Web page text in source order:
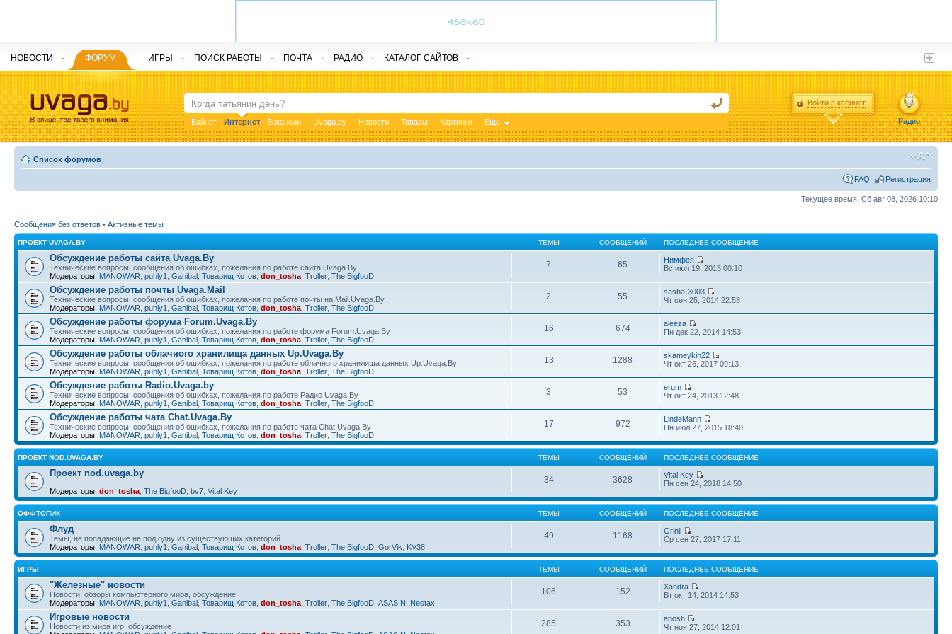
Байнет Интернет Вакансии Uvaga.by Новости Товары Картинки Еще
Войти в кабинет
Радио
НОВОСТИ ФОРУМ ИГРЫ ПОИСК РАБОТЫ ПОЧТА РАДИО КАТАЛОГ САЙТОВ
Список форумов
FAQ Регистрация
Текущее время: Сб авг 08, 2026 10:10
Сообщения без ответов • Активные темы
ПРОЕКТ UVAGA.BY ТЕМЫ СООБЩЕНИЙ ПОСЛЕДНЕЕ СООБЩЕНИЕ
Обсуждение работы сайта Uvaga.By
Технические вопросы, сообщения об ошибках, пожелания по работе сайта Uvaga.By
Модераторы: MANOWAR puhly1 Ganibal Товарищ Котов don_tosha Troller The BigfooD
7 65
Нимфея
Вс июл 19, 2015 00:10
Обсуждение работы почты Uvaga.Mail
Технические вопросы, сообщения об ошибках, пожелания по работе почты на Mail.Uvaga.By
Модераторы: MANOWAR puhly1 Ganibal Товарищ Котов don_tosha Troller The BigfooD
2 55
sasha-3003
Чт сен 25, 2014 22:58
Обсуждение работы форума Forum.Uvaga.By
Технические вопросы, сообщения об ошибках, пожелания по работе форума Forum.Uvaga.By
Модераторы: MANOWAR puhly1 Ganibal Товарищ Котов don_tosha Troller The BigfooD
16 674
aleeza
Пн дек 22, 2014 14:53
Обсуждение работы облачного хранилища данных Up.Uvaga.By
Технические вопросы, сообщения об ошибках, пожелания по работе облачного хранилища данных Up.Uvaga.By
Модераторы: MANOWAR puhly1 Ganibal Товарищ Котов don_tosha Troller The BigfooD
13 1288
skameykin22
Чт окт 26, 2017 09:13
Обсуждение работы Radio.Uvaga.by
Технические вопросы, сообщения об ошибках, пожелания по работе Радио Uvaga.By
Модераторы: MANOWAR puhly1 Ganibal Товарищ Котов don_tosha Troller The BigfooD
3 53
erum
Чт окт 24, 2013 12:48
Обсуждение работы чата Chat.Uvaga.By
Технические вопросы, сообщения об ошибках, пожелания по работе чата Chat.Uvaga.By
Модераторы: MANOWAR puhly1 Ganibal Товарищ Котов don_tosha Troller The BigfooD
17 972
LindeMann
Пн июл 27, 2015 18:40
ПРОЕКТ NOD.UVAGA.BY ТЕМЫ СООБЩЕНИЙ ПОСЛЕДНЕЕ СООБЩЕНИЕ
Проект nod.uvaga.by
Модераторы: don_tosha The BigfooD bv7 Vital Key
34 3628
Vital Key
Пн сен 24, 2018 14:50
ОФФТОПИК ТЕМЫ СООБЩЕНИЙ ПОСЛЕДНЕЕ СООБЩЕНИЕ
Флуд
Темы, не попадающие не под одну из существующих категорий.
Модераторы: MANOWAR puhly1 Ganibal Товарищ Котов don_tosha Troller The BigfooD GorVik KV38
49 1168
Grinii
Ср сен 27, 2017 17:11
ИГРЫ ТЕМЫ СООБЩЕНИЙ ПОСЛЕДНЕЕ СООБЩЕНИЕ
"Железные" новости
Новости, обзоры компьютерного мира, обсуждение
Модераторы: MANOWAR puhly1 Ganibal Товарищ Котов don_tosha Troller The BigfooD ASASIN Nestax
106 152
Xandra
Вт окт 14, 2014 14:53
Игровые новости
Новости из мира игр, обсуждение
285 353
anosh
Чт ноя 27, 2014 12:01